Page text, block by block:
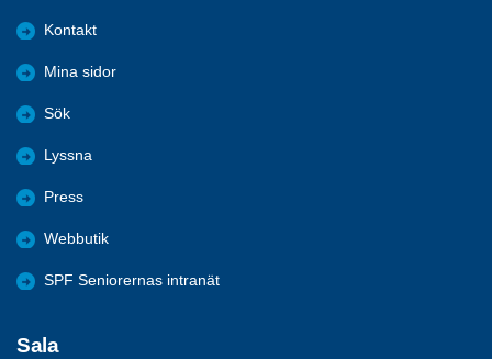
Kontakt
Mina sidor
Sök
Lyssna
Press
Webbutik
SPF Seniorernas intranät
Sala